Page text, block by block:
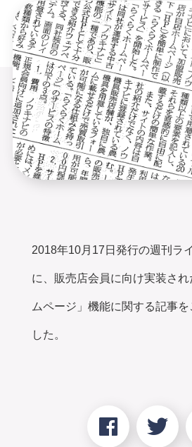
2018年10月17日発行の週刊ラ
に、販売店会員に向け実装さ
ムページ」機能に関する記事
した。